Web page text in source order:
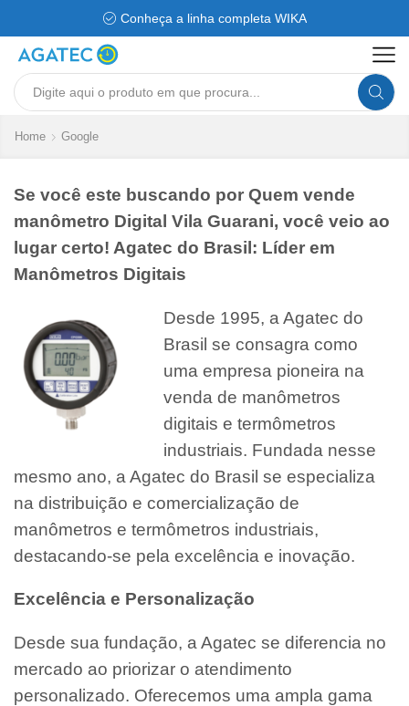
Conheça a linha completa WIKA
Search
Home Google
Se você este buscando por Quem vende
manômetro Digital Vila Guarani, você veio ao
lugar certo! Agatec do Brasil: Líder em
Manômetros Digitais
Desde 1995, a Agatec do
Brasil se consagra como
uma empresa pioneira na
venda de manômetros
digitais e termômetros
industriais. Fundada nesse
mesmo ano, a Agatec do Brasil se especializa
na distribuição e comercialização de
manômetros e termômetros industriais,
destacando-se pela excelência e inovação.
Excelência e Personalização
Desde sua fundação, a Agatec se diferencia no
mercado ao priorizar o atendimento
personalizado. Oferecemos uma ampla gama